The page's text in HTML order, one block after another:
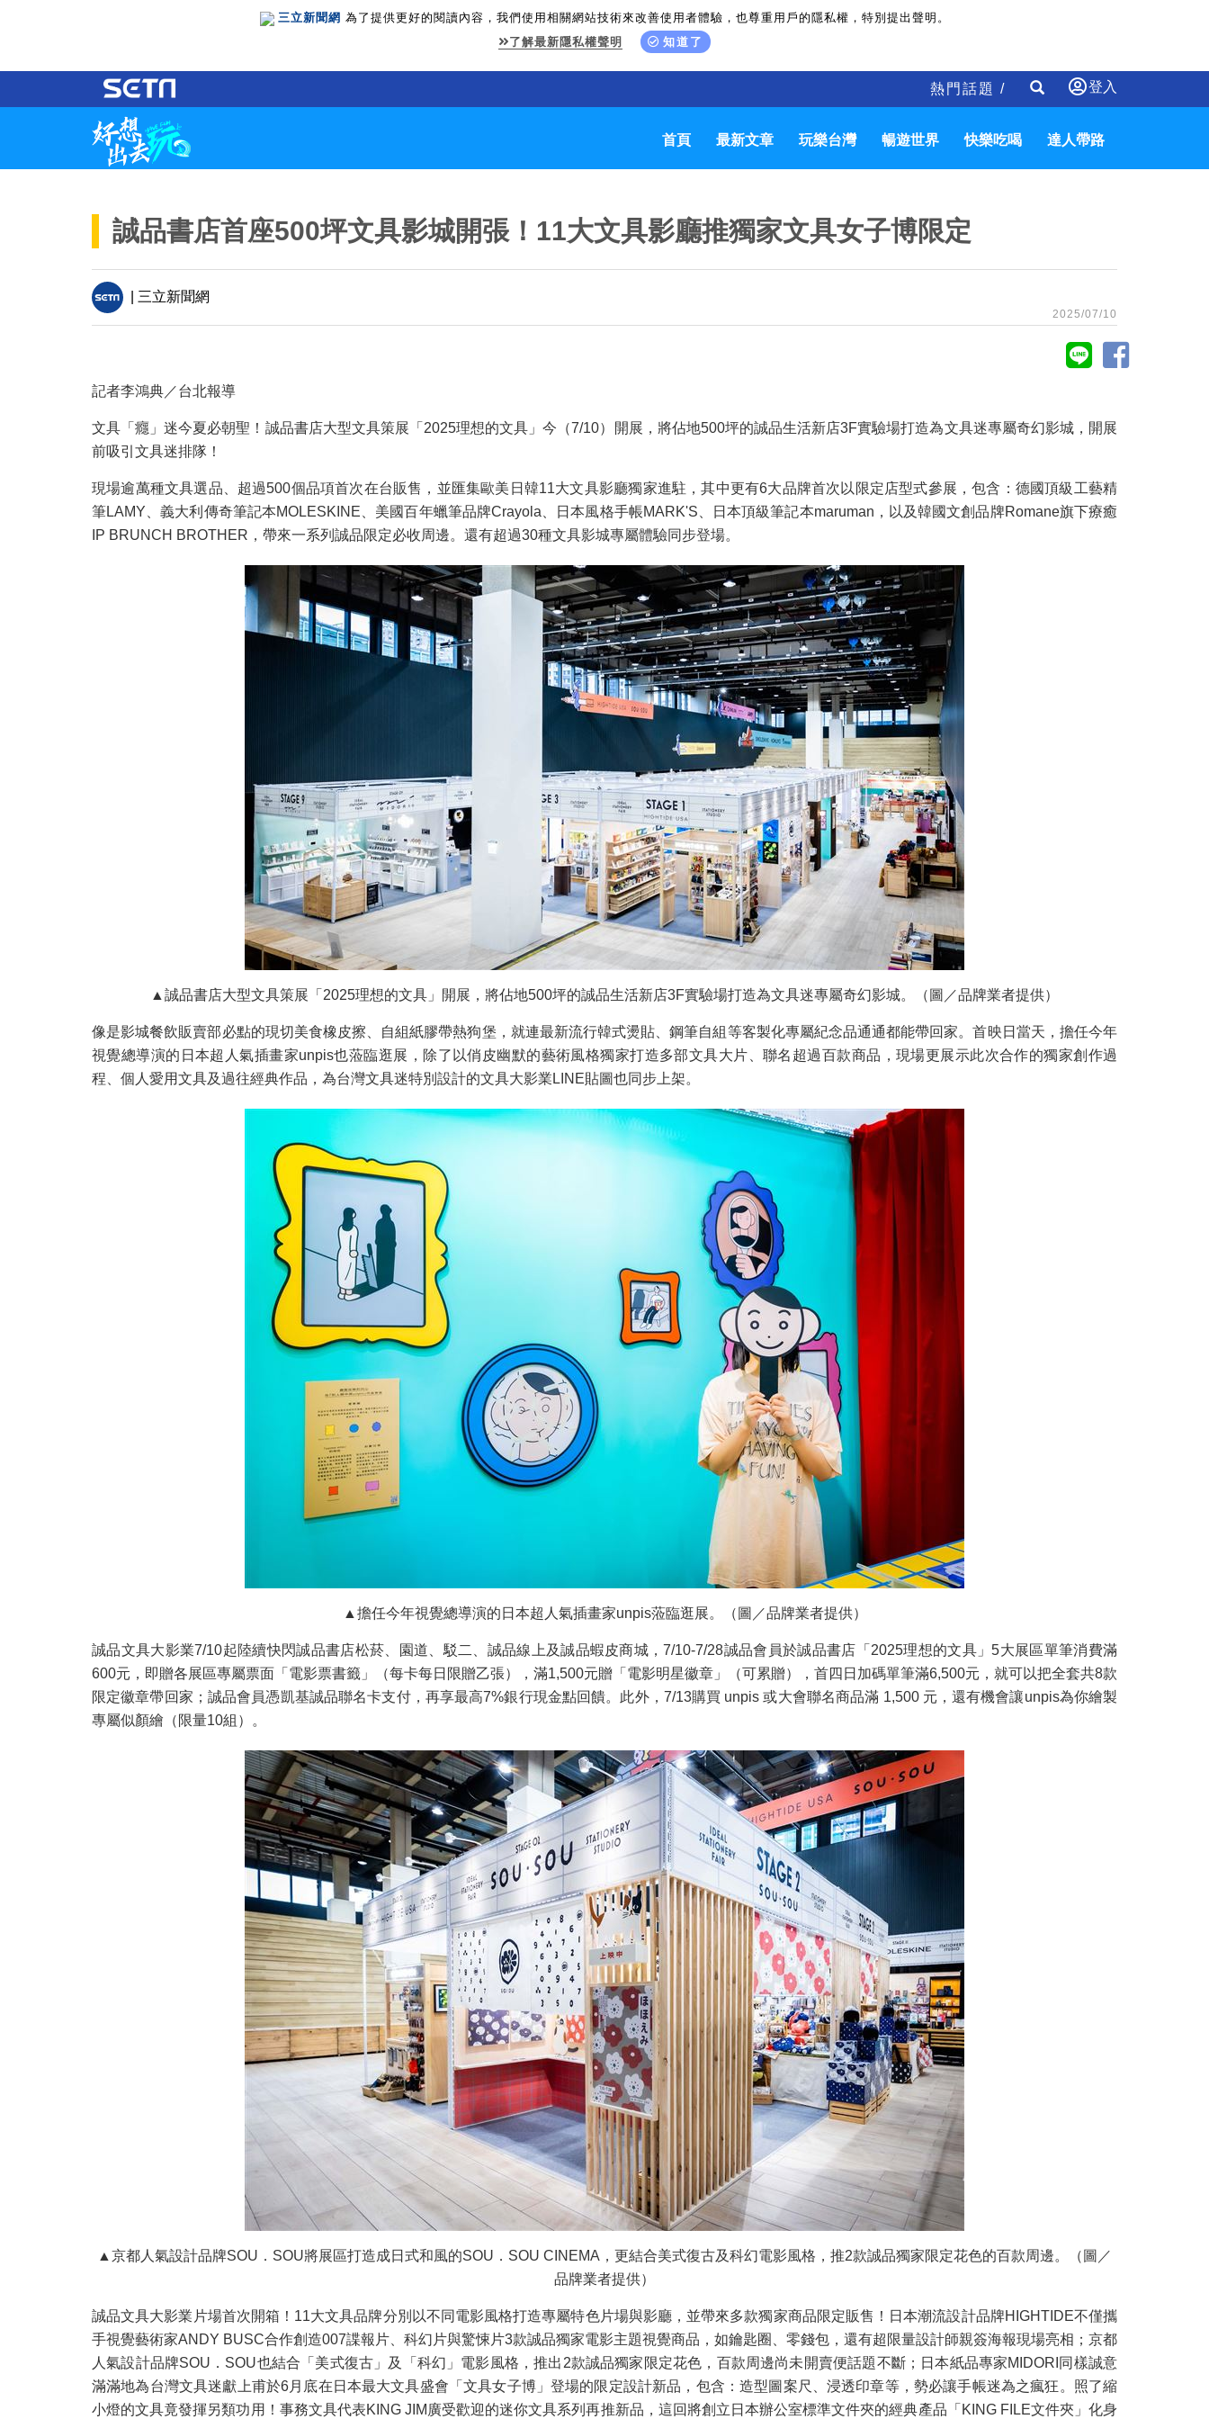
三立新聞網 為了提供更好的閱讀內容，我們使用相關網站技術來改善使用者體驗，也尊重用戶的隱私權，特別提出聲明。
了解最新隱私權聲明
知道了
登入
熱門話題 /
首頁 最新文章 玩樂台灣 暢遊世界 快樂吃喝 達人帶路
誠品書店首座500坪文具影城開張！11大文具影廳推獨家文具女子博限定
| 三立新聞網
2025/07/10
記者李鴻典／台北報導
文具「癮」迷今夏必朝聖！誠品書店大型文具策展「2025理想的文具」今（7/10）開展，將佔地500坪的誠品生活新店3F實驗場打造為文具迷專屬奇幻影城，開展
前吸引文具迷排隊！
現場逾萬種文具選品、超過500個品項首次在台販售，並匯集歐美日韓11大文具影廳獨家進駐，其中更有6大品牌首次以限定店型式參展，包含：德國頂級工藝精
筆LAMY、義大利傳奇筆記本MOLESKINE、美國百年蠟筆品牌Crayola、日本風格手帳MARK'S、日本頂級筆記本maruman，以及韓國文創品牌Romane旗下療癒
IP BRUNCH BROTHER，帶來一系列誠品限定必收周邊。還有超過30種文具影城專屬體驗同步登場。
▲誠品書店大型文具策展「2025理想的文具」開展，將佔地500坪的誠品生活新店3F實驗場打造為文具迷專屬奇幻影城。（圖／品牌業者提供）
像是影城餐飲販賣部必點的現切美食橡皮擦、自組紙膠帶熱狗堡，就連最新流行韓式燙貼、鋼筆自組等客製化專屬紀念品通通都能帶回家。首映日當天，擔任今年
視覺總導演的日本超人氣插畫家unpis也蒞臨逛展，除了以俏皮幽默的藝術風格獨家打造多部文具大片、聯名超過百款商品，現場更展示此次合作的獨家創作過
程、個人愛用文具及過往經典作品，為台灣文具迷特別設計的文具大影業LINE貼圖也同步上架。
▲擔任今年視覺總導演的日本超人氣插畫家unpis蒞臨逛展。（圖／品牌業者提供）
誠品文具大影業7/10起陸續快閃誠品書店松菸、園道、駁二、誠品線上及誠品蝦皮商城，7/10-7/28誠品會員於誠品書店「2025理想的文具」5大展區單筆消費滿
600元，即贈各展區專屬票面「電影票書籤」（每卡每日限贈乙張），滿1,500元贈「電影明星徽章」（可累贈），首四日加碼單筆滿6,500元，就可以把全套共8款
限定徽章帶回家；誠品會員憑凱基誠品聯名卡支付，再享最高7%銀行現金點回饋。此外，7/13購買 unpis 或大會聯名商品滿 1,500 元，還有機會讓unpis為你繪製
專屬似顏繪（限量10組）。
▲京都人氣設計品牌SOU．SOU將展區打造成日式和風的SOU．SOU CINEMA，更結合美式復古及科幻電影風格，推2款誠品獨家限定花色的百款周邊。（圖／
品牌業者提供）
誠品文具大影業片場首次開箱！11大文具品牌分別以不同電影風格打造專屬特色片場與影廳，並帶來多款獨家商品限定販售！日本潮流設計品牌HIGHTIDE不僅攜
手視覺藝術家ANDY BUSC合作創造007諜報片、科幻片與驚悚片3款誠品獨家電影主題視覺商品，如鑰匙圈、零錢包，還有超限量設計師親簽海報現場亮相；京都
人氣設計品牌SOU．SOU也結合「美式復古」及「科幻」電影風格，推出2款誠品獨家限定花色，百款周邊尚未開賣便話題不斷；日本紙品專家MIDORI同樣誠意
滿滿地為台灣文具迷獻上甫於6月底在日本最大文具盛會「文具女子博」登場的限定設計新品，包含：造型圖案尺、浸透印章等，勢必讓手帳迷為之瘋狂。照了縮
小燈的文具竟發揮另類功用！事務文具代表KING JIM廣受歡迎的迷你文具系列再推新品，這回將創立日本辦公室標準文件夾的經典產品「KING FILE文件夾」化身